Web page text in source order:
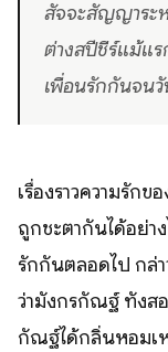
สัจจะสัญญาระ
ต่างสปีชีร์แม้แ
เพื่อนรักกันจน
เรื่องราวความรักข
ถูกชะตากันได้อย่า
รักกันตลอดไป กล่
ว่ามังกรกัณฐ์ ทั้งส
กัณฐ์ได้กลิ่นหอมเ